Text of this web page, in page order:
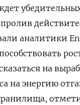
аналитики
на
на энергию